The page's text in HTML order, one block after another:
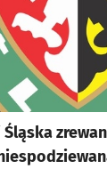
Śląska